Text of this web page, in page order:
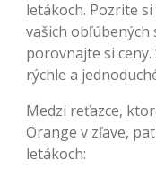
letákoch. Pozrite
vašich obľúbených
porovnajte si ceny.
rýchle a
Medzi reťazce,
Orange v zľave,
letákoch: